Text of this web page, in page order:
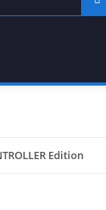
Edition